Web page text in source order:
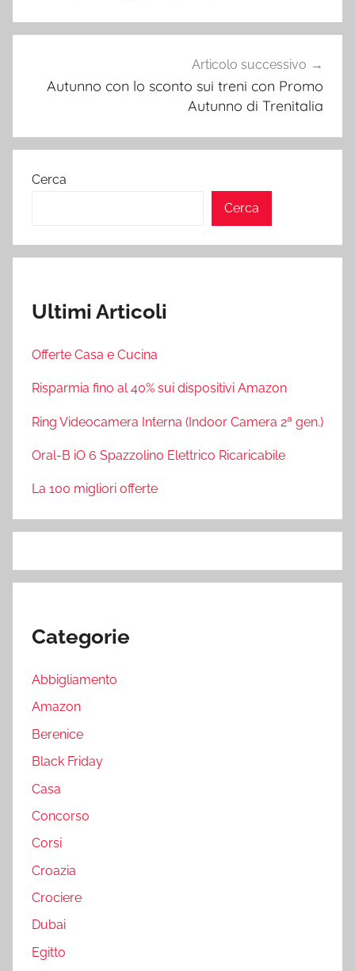
Articolo successivo
Autunno con lo sconto sui treni con Promo
Autunno di Trenitalia
Cerca
Cerca
Ultimi Articoli
Offerte Casa e Cucina
Risparmia fino al 40% sui dispositivi Amazon
Ring Videocamera Interna (Indoor Camera 2ª gen.)
Oral-B iO 6 Spazzolino Elettrico Ricaricabile
La 100 migliori offerte
Categorie
Abbigliamento
Amazon
Berenice
Black Friday
Casa
Concorso
Corsi
Croazia
Crociere
Dubai
Egitto